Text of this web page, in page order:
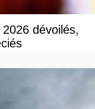
dévoilés,